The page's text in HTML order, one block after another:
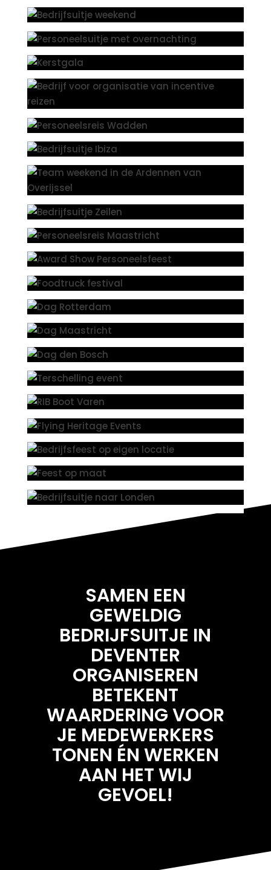
SAMEN EEN
GEWELDIG
BEDRIJFSUITJE IN
DEVENTER
ORGANISEREN
BETEKENT
WAARDERING VOOR
JE MEDEWERKERS
TONEN ÉN WERKEN
AAN HET WIJ
GEVOEL!